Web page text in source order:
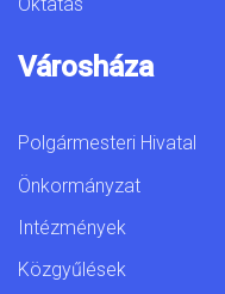
Oktatás
Városháza
Polgármesteri Hivatal
Önkormányzat
Intézmények
Közgyűlések